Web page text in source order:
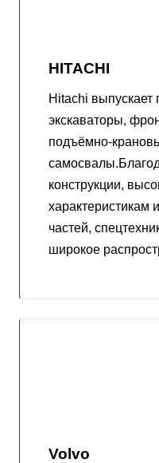
HITACHI
Hitachi выпускает
экскаваторы,
подъёмно-
конструкции,
характеристикам
частей,
широкое
Volvo